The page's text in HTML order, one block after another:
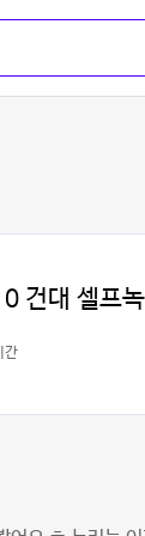
건대 셀프
간